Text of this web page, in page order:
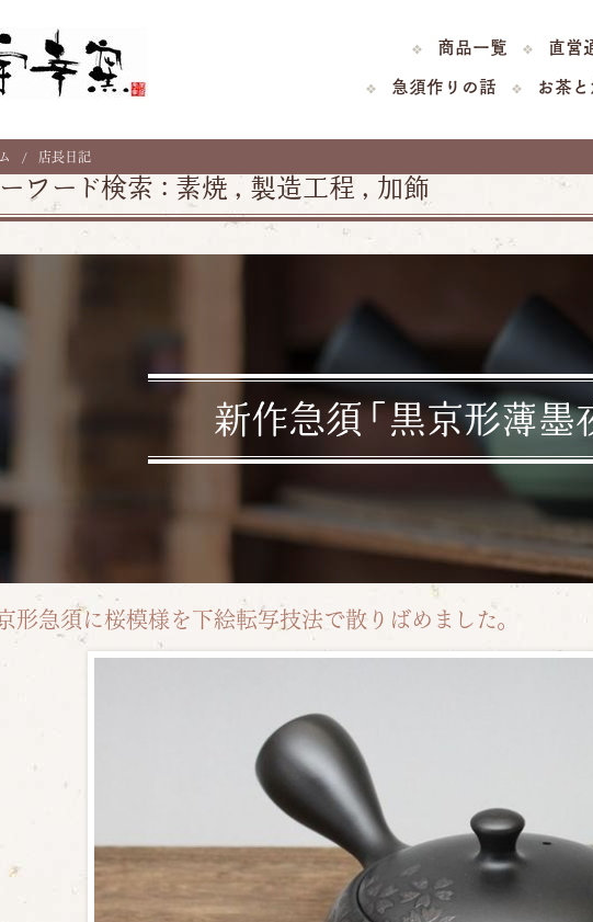
急須作りの話 お茶
商品一覧 直営
店長日記
ワード検索 : 素焼 , 製造工程 , 加飾
新作急須「黒京形薄墨
形急須に桜模様を下絵転写技法で散りばめました。